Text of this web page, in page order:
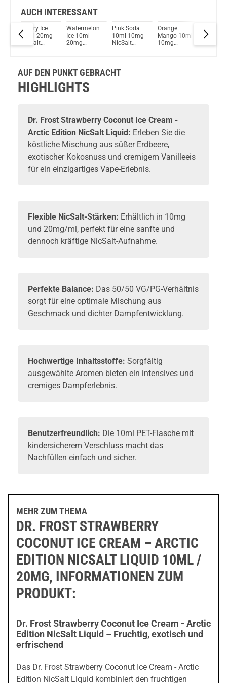
AUCH INTERESSANT
Cherry Ice
10ml 20mg
NicSalt
Watermelon
Ice 10ml
20mg
Pink Soda
10ml 10mg
NicSalt
Orange
Mango 10ml
10mg
Blue
10ml
AUF DEN PUNKT GEBRACHT
HIGHLIGHTS
Dr. Frost Strawberry Coconut Ice Cream -
Arctic Edition NicSalt Liquid: Erleben Sie die
köstliche Mischung aus süßer Erdbeere,
exotischer Kokosnuss und cremigem Vanilleeis
für ein einzigartiges Vape-Erlebnis.
Flexible NicSalt-Stärken: Erhältlich in 10mg
und 20mg/ml, perfekt für eine sanfte und
dennoch kräftige NicSalt-Aufnahme.
Perfekte Balance: Das 50/50 VG/PG-Verhältnis
sorgt für eine optimale Mischung aus
Geschmack und dichter Dampfentwicklung.
Hochwertige Inhaltsstoffe: Sorgfältig
ausgewählte Aromen bieten ein intensives und
cremiges Dampferlebnis.
Benutzerfreundlich: Die 10ml PET-Flasche mit
kindersicherem Verschluss macht das
Nachfüllen einfach und sicher.
MEHR ZUM THEMA
DR. FROST STRAWBERRY
COCONUT ICE CREAM – ARCTIC
EDITION NICSALT LIQUID 10ML /
20MG, INFORMATIONEN ZUM
PRODUKT:
Dr. Frost Strawberry Coconut Ice Cream - Arctic
Edition NicSalt Liquid – Fruchtig, exotisch und
erfrischend
Das Dr. Frost Strawberry Coconut Ice Cream - Arctic
Edition NicSalt Liquid kombiniert den fruchtigen